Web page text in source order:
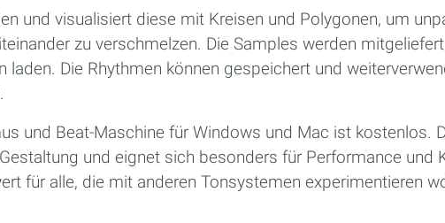
und visualisiert diese mit Kreisen und Polygonen, um
zu verschmelzen. Die Samples werden
laden. Die Rhythmen können gespeichert und
und Beat-Maschine für Windows und Mac ist kostenlos.
und eignet sich besonders für Performance und
für alle, die mit anderen Tonsystemen experimentieren